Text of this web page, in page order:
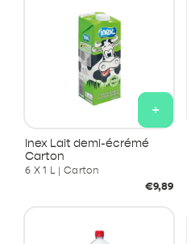
+
Inex Lait demi-écrémé
Carton
6 X 1 L | Carton
Prix
€9,89